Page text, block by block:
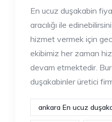
En ucuz duşakabin
aracılığı ile
hizmet vermek için
ekibimiz her zaman
devam etmektedir.
duşakabinler üretici
ankara En ucuz